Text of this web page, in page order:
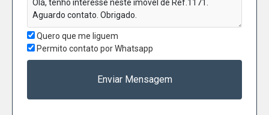
Quero que me liguem
Permito contato por Whatsapp
Enviar Mensagem